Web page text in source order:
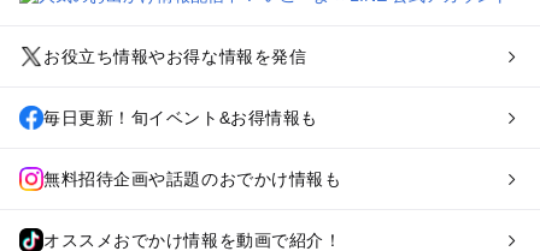
お役立ち情報やお得な情報を発信
毎日更新！旬イベント&お得情報も
無料招待企画や話題のおでかけ情報も
オススメおでかけ情報を動画で紹介！